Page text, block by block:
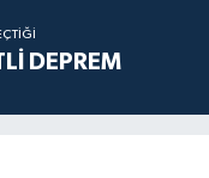
DEPREM